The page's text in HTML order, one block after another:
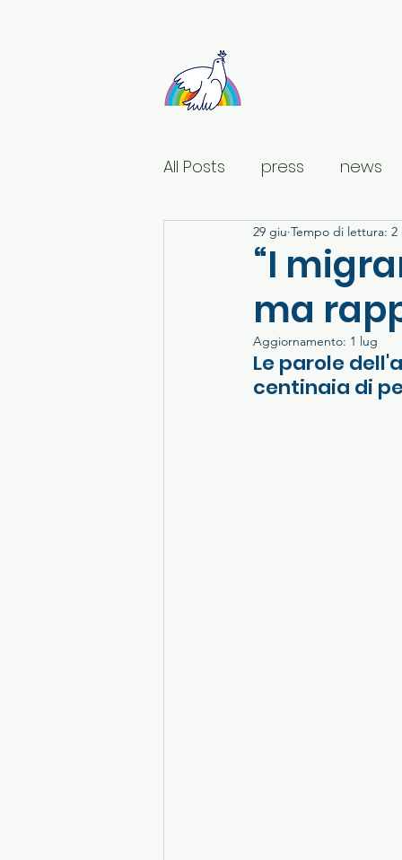
All Posts press news
“I
ma
29 giu Tempo di lettura: 2
Aggiornamento: 1 lug
Le parole
centinaia di